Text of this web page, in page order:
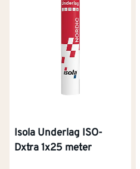
Isola Underlag ISO-
Dxtra 1x25 meter